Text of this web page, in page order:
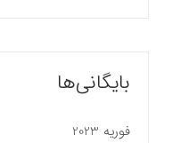
بایگانی‌ها
فوریه 2023